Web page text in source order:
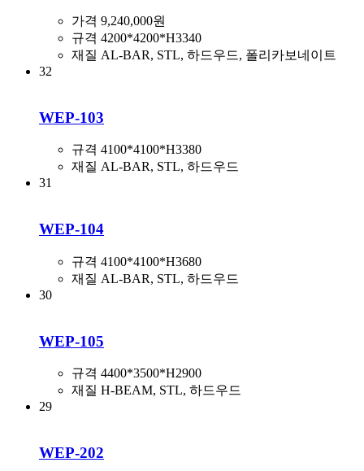
가격 9,240,000원
규격 4200*4200*H3340
재질 AL-BAR, STL, 하드우드, 폴리카보네이트
32
WEP-103
규격 4100*4100*H3380
재질 AL-BAR, STL, 하드우드
31
WEP-104
규격 4100*4100*H3680
재질 AL-BAR, STL, 하드우드
30
WEP-105
규격 4400*3500*H2900
재질 H-BEAM, STL, 하드우드
29
WEP-202